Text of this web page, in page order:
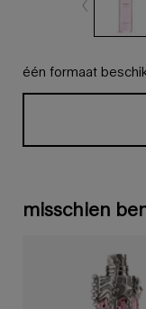
één formaat
misschien